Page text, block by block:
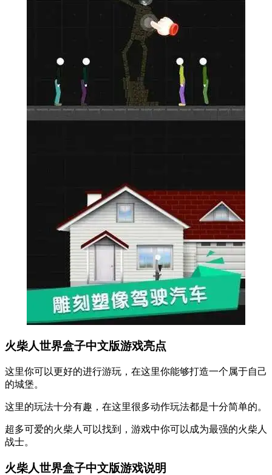
火柴人世界盒子中文版游戏亮点
这里你可以更好的进行游玩，在这里你能够打造一个属于自己
的城堡。
这里的玩法十分有趣，在这里很多动作玩法都是十分简单的。
超多可爱的火柴人可以找到，游戏中你可以成为最强的火柴人
战士。
火柴人世界盒子中文版游戏说明